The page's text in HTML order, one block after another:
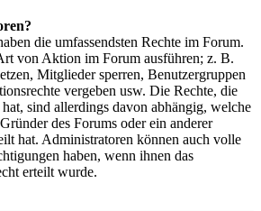
die umfassendsten Rechte im Forum.
von Aktion im Forum ausführen; z. B.
Mitglieder sperren, Benutzergruppen
vergeben usw. Die Rechte, die
sind allerdings davon abhängig, welche
des Forums oder ein anderer
hat. Administratoren können auch volle
haben, wenn ihnen das
erteilt wurde.